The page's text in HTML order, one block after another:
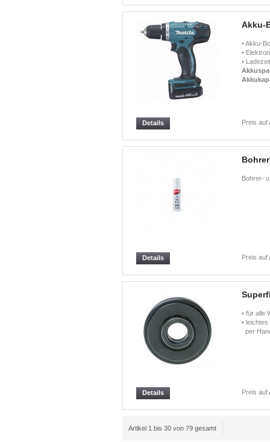
Akku-
• Akku-
•
•
Preis auf
Details
Bohrer-
Preis auf
Details
• für alle
•
per
Preis auf
Details
Artikel 1 bis 30 von 79 gesamt